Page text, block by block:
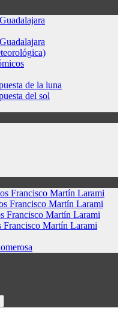
de la luna
del sol
Francisco Martín Larami
Francisco Martín Larami
Francisco Martín Larami
Francisco Martín Larami